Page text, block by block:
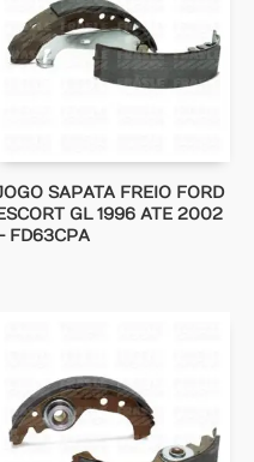
SAPATA FREIO FORD
GL 1996 ATE 2002
FD63CPA